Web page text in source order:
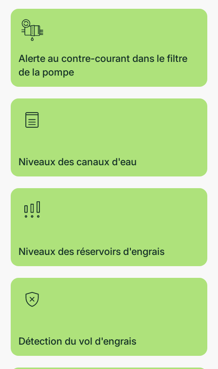
Alerte au contre-courant dans le filtre
de la pompe
Niveaux des canaux d'eau
Niveaux des réservoirs d'engrais
Détection du vol d'engrais